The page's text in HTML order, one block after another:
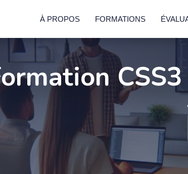
À PROPOS FORMATIONS
CSS3